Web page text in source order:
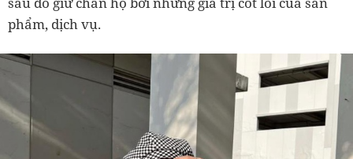
phẩm, dịch vụ.